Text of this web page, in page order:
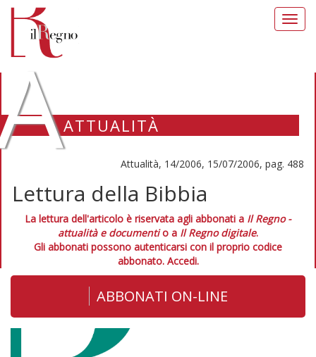
ATTUALITÀ
Attualità, 14/2006, 15/07/2006, pag. 488
Lettura della Bibbia
La lettura dell'articolo è riservata agli abbonati a Il Regno -
attualità e documentio a Il Regno digitale.
Gli abbonati possono autenticarsi con il proprio codice
abbonato. Accedi.
ABBONATI ON-LINE